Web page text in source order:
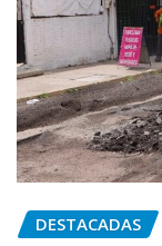
DESTACADAS